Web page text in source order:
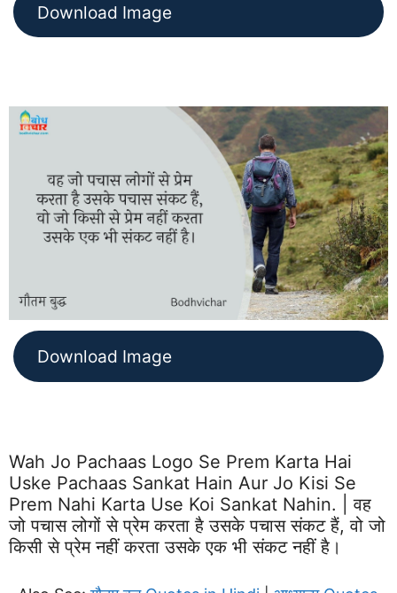
Download Image
Download Image
Wah Jo Pachaas Logo Se Prem Karta Hai
Uske Pachaas Sankat Hain Aur Jo Kisi Se
Prem Nahi Karta Use Koi Sankat Nahin. | वह
जो पचास लोगों से प्रेम करता है उसके पचास संकट हैं, वो जो
किसी से प्रेम नहीं करता उसके एक भी संकट नहीं है।